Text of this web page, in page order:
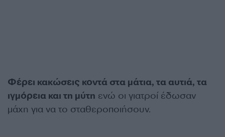
Φέρει κακώσεις κοντά στα μάτια, τα αυτιά, τα
ιγμόρεια και τη μύτη ενώ οι γιατροί έδωσαν
μάχη για να το σταθεροποιήσουν.